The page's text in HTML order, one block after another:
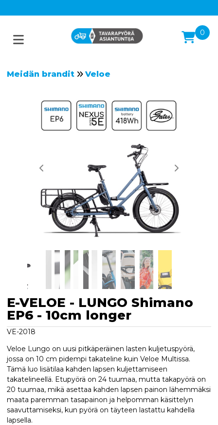
0
Meidän brandit Veloe
E-VELOE - LUNGO Shimano
EP6 - 10cm longer
VE-2018
Veloe Lungo on uusi pitkäperäinen lasten kuljetuspyörä,
jossa on 10 cm pidempi takateline kuin Veloe Multissa.
Tämä luo lisätilaa kahden lapsen kuljettamiseen
takatelineellä. Etupyörä on 24 tuumaa, mutta takapyörä on
20 tuumaa, mikä asettaa kahden lapsen painon lähemmäksi
maata paremman tasapainon ja helpomman käsittelyn
saavuttamiseksi, kun pyörä on täyteen lastattu kahdella
lapsella.